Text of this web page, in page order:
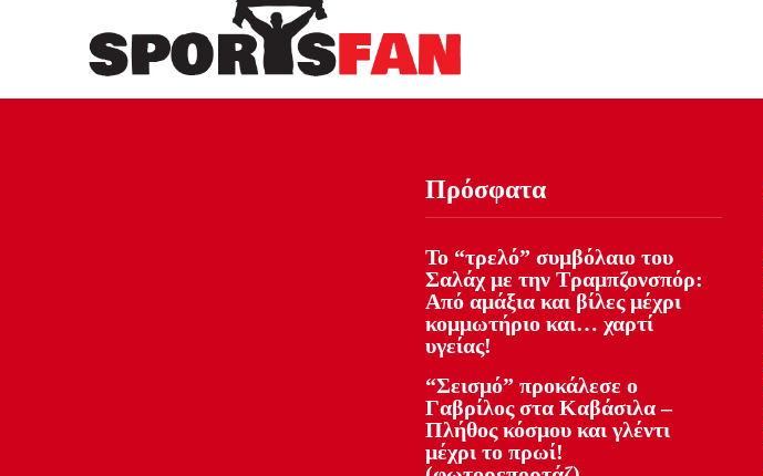
Πρόσφατα
Το “τρελό” συμβόλαιο του
Σαλάχ με την Τραμπζονσπόρ:
Από αμάξια και βίλες μέχρι
κομμωτήριο και… χαρτί
υγείας!
“Σεισμό” προκάλεσε ο
Γαβρίλος στα Καβάσιλα –
Πλήθος κόσμου και γλέντι
μέχρι το πρωί!